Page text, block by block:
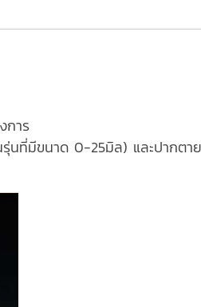
การ
นที่มีขนาด 0-25มิล) และปากต